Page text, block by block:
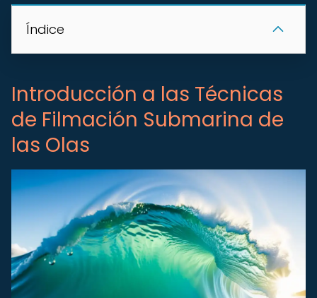
Índice
Introducción a las Técnicas
de Filmación Submarina de
las Olas